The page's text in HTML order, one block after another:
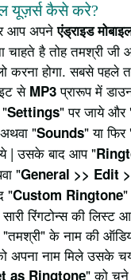
यूज़र्स कैसे करे?
आप अपनेएंड्राइड
चाहते है तोह तमश्री
करना होगा. सबसे पहले
से MP3प्रारूप में
Settings" पर जाये और
"Sounds" या फिर
| उसके बाद आप "
"General >> Edit
"Custom Ringtone"
रिंगटोन्स की लिस्ट
"तमश्री" के नाम की
अपना नाम मिले उसके
as Ringtone" को चुने